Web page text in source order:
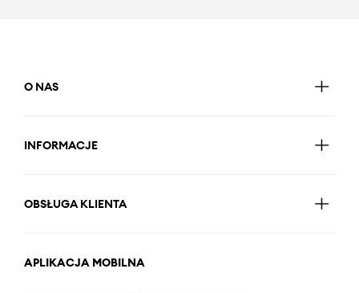
O NAS
INFORMACJE
OBSŁUGA KLIENTA
APLIKACJA MOBILNA